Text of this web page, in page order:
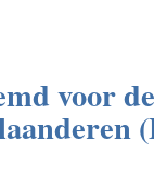
voor